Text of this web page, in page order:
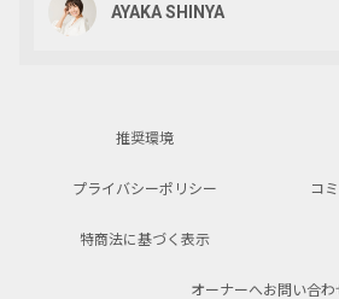
AYAKA SHINYA
推奨環境
プライバシーポリシー コ
特商法に基づく表示
オーナーへお問い合わ